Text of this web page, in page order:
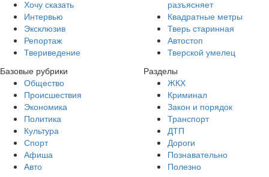
Хочу сказать
Интервью
Эксклюзив
Репортаж
Твериведение
разъясняет
Квадратные метры
Тверь старинная
Автостоп
Тверской умелец
Базовые рубрики
Общество
Происшествия
Экономика
Политика
Культура
Спорт
Афиша
Авто
Разделы
ЖКХ
Криминал
Закон и порядок
Транспорт
ДТП
Дороги
Познавательно
Полезно